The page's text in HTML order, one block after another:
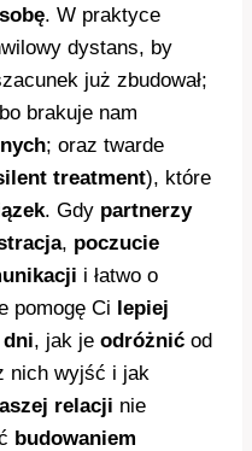
. W praktyce
dystans, by
już zbudował;
brakuje nam
; oraz twarde
treatment), które
. Gdy partnerzy
, poczucie
i łatwo o
pomogę Ci lepiej
, jak je odróżnić od
nich wyjść i jak
relacji nie
budowaniem